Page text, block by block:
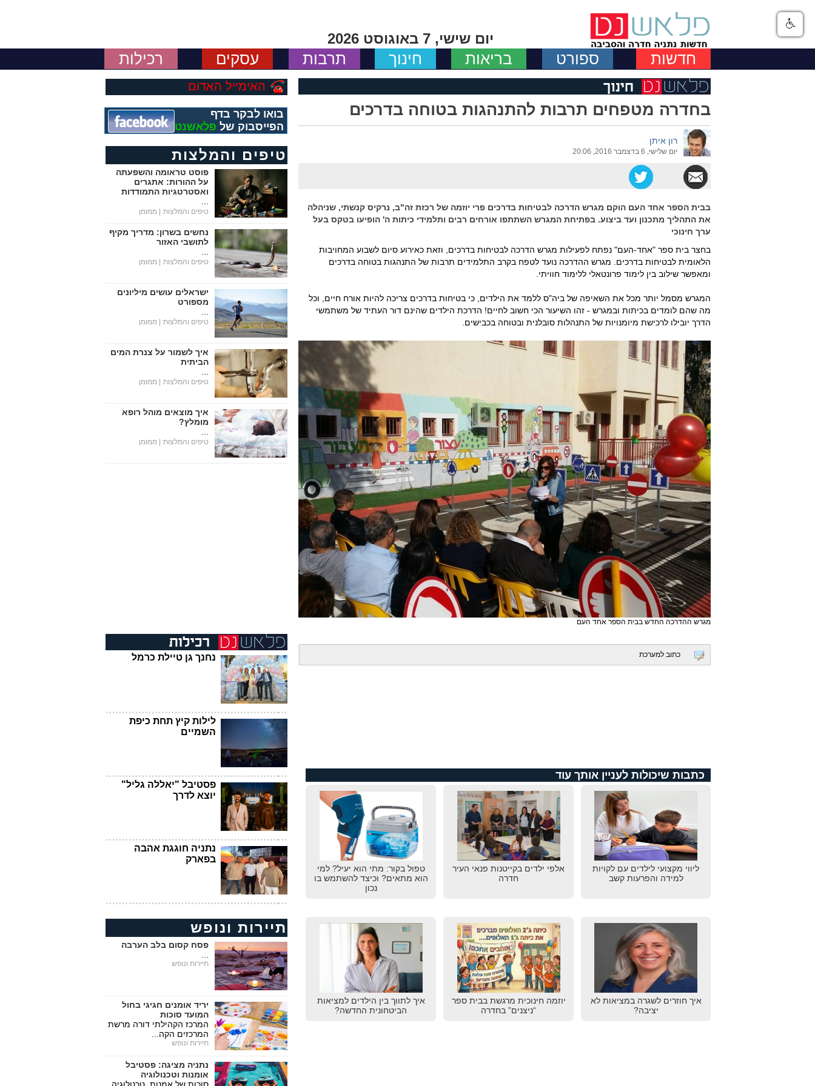
יום שישי, 7 באוגוסט 2026
חדשות ספורט בריאות חינוך תרבות עסקים רכילות
בחדרה מטפחים תרבות להתנהגות בטוחה בדרכים
רון איתן
יום שלישי, 6 בדצמבר 2016, 20:06
בבית הספר אחד העם הוקם מגרש הדרכה לבטיחות בדרכים פרי יוזמה של רכזת זה"ב, נרקיס קנשתי, שניהלה
את התהליך מתכנון ועד ביצוע. בפתיחת המגרש השתתפו אורחים רבים ותלמידי כיתות ה' הופיעו בטקס בעל
ערך חינוכי
בחצר בית ספר "אחד-העם" נפתח לפעילות מגרש הדרכה לבטיחות בדרכים, וזאת כאירוע סיום לשבוע המחויבות
הלאומית לבטיחות בדרכים. מגרש ההדרכה נועד לטפח בקרב התלמידים תרבות של התנהגות בטוחה בדרכים
ומאפשר שילוב בין לימוד פרונטאלי ללימוד חוויתי.
המגרש מסמל יותר מכל את השאיפה של ביה"ס ללמד את הילדים, כי בטיחות בדרכים צריכה להיות אורח חיים, וכל
מה שהם לומדים בכיתות ובמגרש - זהו השיעור הכי חשוב לחיים! הדרכת הילדים שהינם דור העתיד של משתמשי
הדרך יובילו לרכישת מיומנויות של התנהלות סובלנית ובטוחה בכבישים.
מגרש ההדרכה החדש בבית הספר אחד העם
כתוב למערכת
כתבות שיכולות לעניין אותך עוד
ליווי מקצועי לילדים עם לקויות
למידה והפרעות קשב
אלפי ילדים בקייטנות פנאי העיר
חדרה
טפול בקור: מתי הוא יעיל? למי
הוא מתאים? וכיצד להשתמש בו
נכון
איך חוזרים לשגרה במציאות לא
יציבה?
יוזמה חינוכית מרגשת בבית ספר
“ניצנים” בחדרה
איך לתווך בין הילדים למציאות
הביטחונית החדשה?
האימייל האדום
בואו לבקר בדף
הפייסבוק של פלאשנט
טיפים והמלצות
פוסט טראומה והשפעתה
על ההורות: אתגרים
ואסטרטגיות התמודדות
טיפים והמלצות | ממומן
נחשים בשרון: מדריך מקיף
לתושבי האזור
טיפים והמלצות | ממומן
ישראלים עושים מיליונים
מספורט
טיפים והמלצות | ממומן
איך לשמור על צנרת המים
הביתית
טיפים והמלצות | ממומן
איך מוצאים מוהל רופא
מומלץ?
טיפים והמלצות | ממומן
נחנך גן טיילת כרמל
לילות קיץ תחת כיפת
השמיים
פסטיבל "יאללה גליל"
יוצא לדרך
נתניה חוגגת אהבה
בפארק
תיירות ונופש
פסח קסום בלב הערבה
תיירות ונופש
יריד אומנים חגיגי בחול
המועד סוכות
המרכז הקהילתי דורה מרשת
המרכזים הקה...
תיירות ונופש
נתניה מציגה: פסטיבל
אומנות וטכנולוגיה